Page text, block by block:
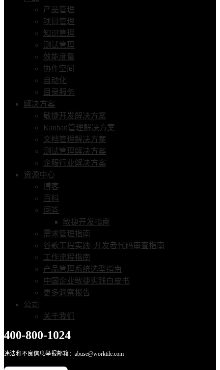
产品管理
项目管理
知识管理
测试管理
效能度量
协作空间
自动化
目录服务
解决方案
敏捷开发解决方案
Kanban管理解决方案
文档管理解决方案
测试管理解决方案
企服行业解决方案
资源中心
博客
百科
问答
敏捷开发指南
需求管理指南
谷歌工程实践| 开发者代码审查指南
工作流程指南
产品管理系统选型指南
中国企业敏捷实践白皮书
更多洞察报告
公司
关于我们
400-800-1024
违法和不良信息举报邮箱：abuse@worktile.com